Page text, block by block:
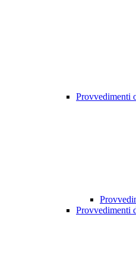
Provvedimenti
Provvedimenti